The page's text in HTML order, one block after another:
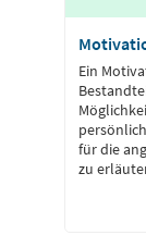
Ein
für die
zu
Wir